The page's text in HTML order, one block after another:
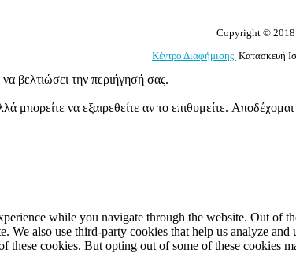
Copyright © 2018
Κέντρο Διαφήμισης Κατασκευή
βελτιώσει την περιήγησή σας.
μπορείτε να εξαιρεθείτε αν το επιθυμείτε. Αποδέχομαι
while you navigate through the website. Out of
We also use third-party cookies that help us analyze
these cookies. But opting out of some of these cookies